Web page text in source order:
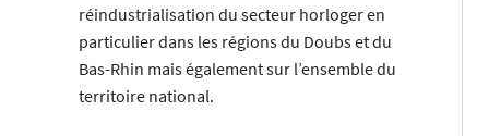
réindustrialisation du secteur horloger en
particulier dans les régions du Doubs et du
Bas-Rhin mais également sur l’ensemble du
territoire national.